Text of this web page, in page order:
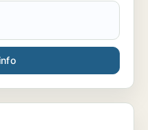
medarbejder /